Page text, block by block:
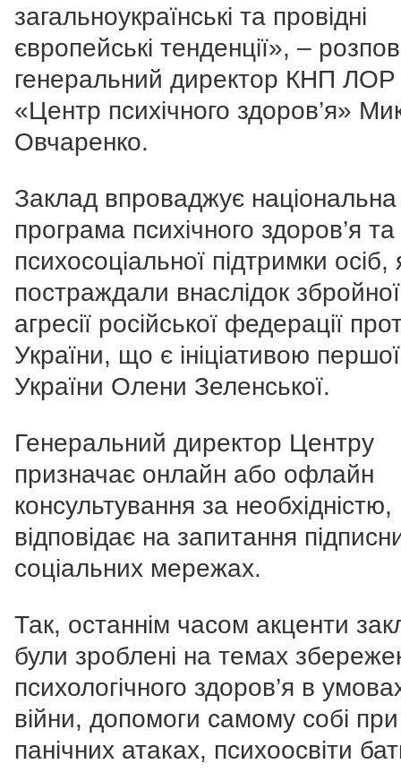
загальноукраїнські та провідні
європейські тенденції», –
генеральний директор КНП ЛОР
«Центр психічного здоров’я»
Овчаренко.
Заклад впроваджує національна
програма психічного здоров’я та
психосоціальної підтримки осіб,
постраждали внаслідок збройної
агресії російської федерації
України, що є ініціативою
України Олени Зеленської.
Генеральний директор Центру
призначає онлайн або офлайн
консультування за необхідністю,
відповідає на запитання
соціальних мережах.
Так, останнім часом акценти
були зроблені на темах
психологічного здоров’я в
війни, допомоги самому собі при
панічних атаках, психоосвіти